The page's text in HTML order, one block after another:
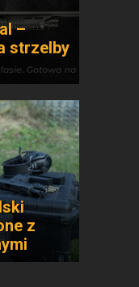
–
strzelby
z